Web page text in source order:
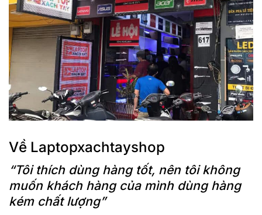
khác tối đa 2 TB (2280) / 1 TB (2230)) mang đến không gian
lưu trữ đủ để bạn tải nhiều ứng dụng hay tài liệu cần thiết.
Về Laptopxachtayshop
“Tôi thích dùng hàng tốt, nên tôi không
muốn khách hàng của mình dùng hàng
kém chất lượng”